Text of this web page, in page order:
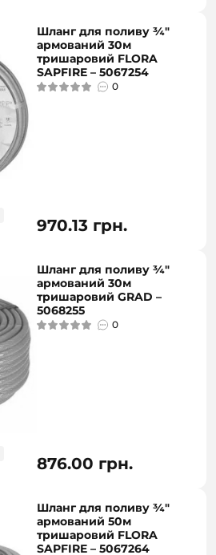
Шланг для поливу ¾"
армований 30м
тришаровий FLORA
SAPFIRE – 5067254
0
970.13 грн.
Шланг для поливу ¾"
армований 30м
тришаровий GRAD –
5068255
0
876.00 грн.
Шланг для поливу ¾"
армований 50м
тришаровий FLORA
SAPFIRE – 5067264